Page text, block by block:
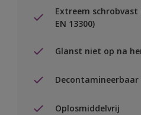
Extreem schrobvast
EN 13300)
Glanst niet op na
Decontamineerbaar
Oplosmiddelvrij